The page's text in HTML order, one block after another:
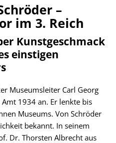
–
im 3. Reich
Kunstgeschmack
einstigen
Museumsleiter Carl Georg
1934 an. Er lenkte bis
Museums. Von Schröder
bekannt. In seinem
Dr. Thorsten Albrecht aus